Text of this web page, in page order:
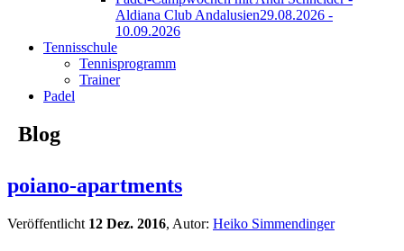
Aldiana Club Andalusien29.08.2026 -
10.09.2026
Tennisschule
Tennisprogramm
Trainer
Padel
Blog
poiano-apartments
Veröffentlicht 12 Dez. 2016, Autor: Heiko Simmendinger